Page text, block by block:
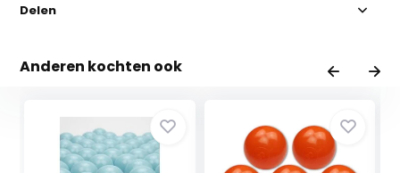
Delen
Anderen kochten ook